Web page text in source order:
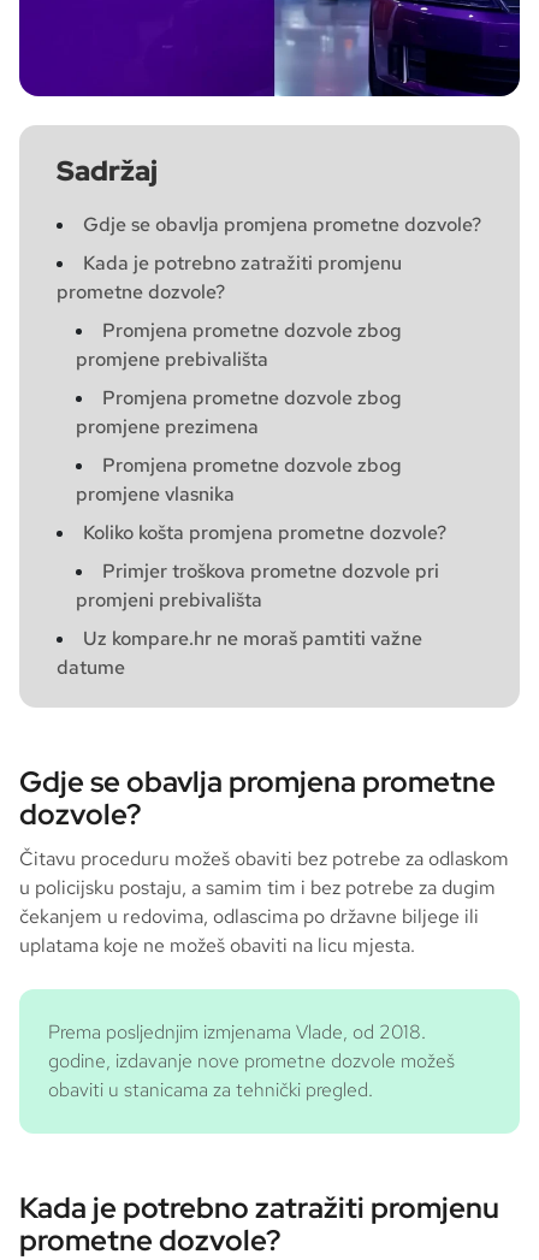
Sadržaj
Gdje se obavlja promjena prometne dozvole?
Kada je potrebno zatražiti promjenu
prometne dozvole?
Promjena prometne dozvole zbog
promjene prebivališta
Promjena prometne dozvole zbog
promjene prezimena
Promjena prometne dozvole zbog
promjene vlasnika
Koliko košta promjena prometne dozvole?
Primjer troškova prometne dozvole pri
promjeni prebivališta
Uz kompare.hr ne moraš pamtiti važne
datume
Gdje se obavlja promjena prometne
dozvole?
Čitavu proceduru možeš obaviti bez potrebe za odlaskom
u policijsku postaju, a samim tim i bez potrebe za dugim
čekanjem u redovima, odlascima po državne biljege ili
uplatama koje ne možeš obaviti na licu mjesta.
Prema posljednjim izmjenama Vlade, od 2018.
godine, izdavanje nove prometne dozvole možeš
obaviti u stanicama za tehnički pregled.
Kada je potrebno zatražiti promjenu
prometne dozvole?